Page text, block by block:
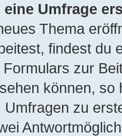
Umfrage
Thema
findest du
zur
können,
Umfragen zu